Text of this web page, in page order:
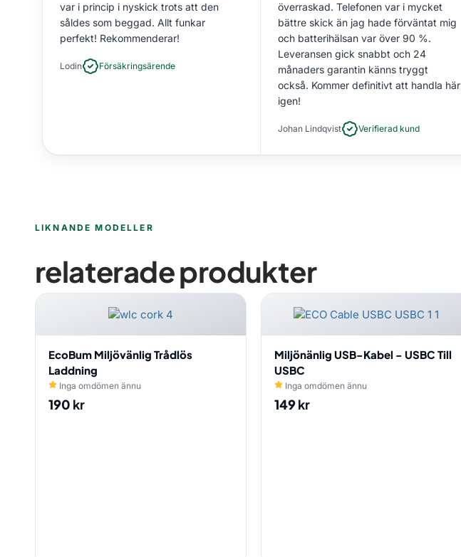
var i princip i nyskick trots att den
såldes som beggad. Allt funkar
perfekt! Rekommenderar!
Lodin Försäkringsärende
överraskad. Telefonen var i mycket
bättre skick än jag hade förväntat mig
och batterihälsan var över 90 %.
Leveransen gick snabbt och 24
månaders garantin känns tryggt
också. Kommer definitivt att handla här
igen!
Johan Lindqvist Verifierad kund
LIKNANDE MODELLER
relaterade produkter
EcoBum Miljövänlig Trådlös
Laddning
Inga omdömen ännu
190 kr
Miljönänlig USB-Kabel - USBC Till
USBC
Inga omdömen ännu
149kr